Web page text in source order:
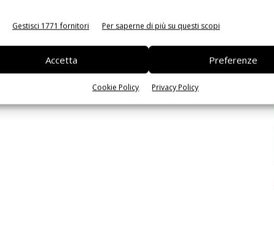
Gestisci 1771 fornitori Per saperne di più su questi scopi
Accetta Preferenze
Cookie Policy Privacy Policy